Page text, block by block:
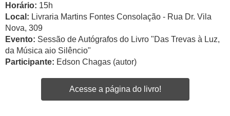
Horário: 15h
Local: Livraria Martins Fontes Consolação - Rua Dr. Vila
Nova, 309
Evento: Sessão de Autógrafos do Livro "Das Trevas à Luz,
da Música aio Silêncio"
Participante: Edson Chagas (autor)
Acesse a página do livro!